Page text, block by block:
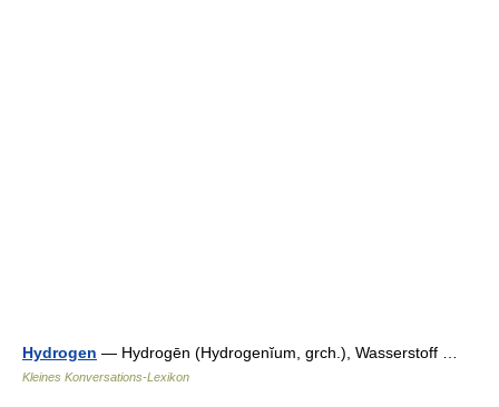
Hydrogen — Hydrogēn (Hydrogenĭum, grch.), Wasserstoff …
Kleines Konversations-Lexikon